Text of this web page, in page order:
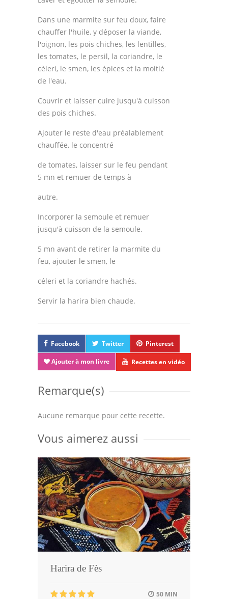
Dans une marmite sur feu doux, faire
chauffer l'huile, y déposer la viande,
l'oignon, les pois chiches, les lentilles,
les tomates, le persil, la coriandre, le
cèleri, le smen, les épices et la moitié
de l'eau.
Couvrir et laisser cuire jusqu'à cuisson
des pois chiches.
Ajouter le reste d'eau préalablement
chauffée, le concentré
de tomates, laisser sur le feu pendant
5 mn et remuer de temps à
autre.
Incorporer la semoule et remuer
jusqu'à cuisson de la semoule.
5 mn avant de retirer la marmite du
feu, ajouter le smen, le
céleri et la coriandre hachés.
Servir la harira bien chaude.
Facebook Twitter Pinterest
Ajouter à mon livre Recettes en vidéo
Remarque(s)
Aucune remarque pour cette recette.
Vous aimerez aussi
Harira de Fès
50 MIN